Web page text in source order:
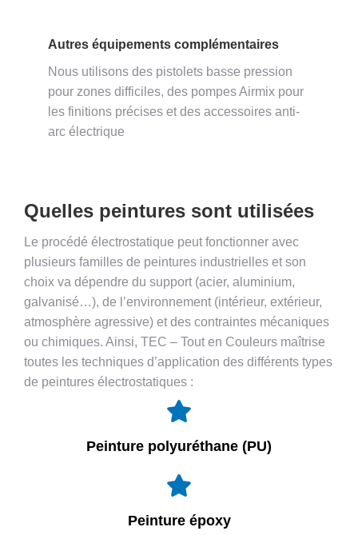
Autres équipements complémentaires
Nous utilisons des pistolets basse pression
pour zones difficiles, des pompes Airmix pour
les finitions précises et des accessoires anti-
arc électrique
Quelles peintures sont utilisées
Le procédé électrostatique peut fonctionner avec
plusieurs familles de peintures industrielles et son
choix va dépendre du support (acier, aluminium,
galvanisé…), de l’environnement (intérieur, extérieur,
atmosphère agressive) et des contraintes mécaniques
ou chimiques. Ainsi, TEC – Tout en Couleurs maîtrise
toutes les techniques d’application des différents types
de peintures électrostatiques :
Peinture polyuréthane (PU)
Peinture époxy